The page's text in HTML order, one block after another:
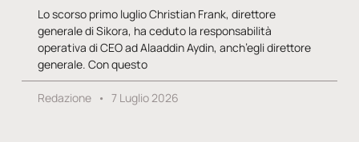
Lo scorso primo luglio Christian Frank, direttore
generale di Sikora, ha ceduto la responsabilità
operativa di CEO ad Alaaddin Aydin, anch’egli direttore
generale. Con questo
Redazione 7 Luglio 2026